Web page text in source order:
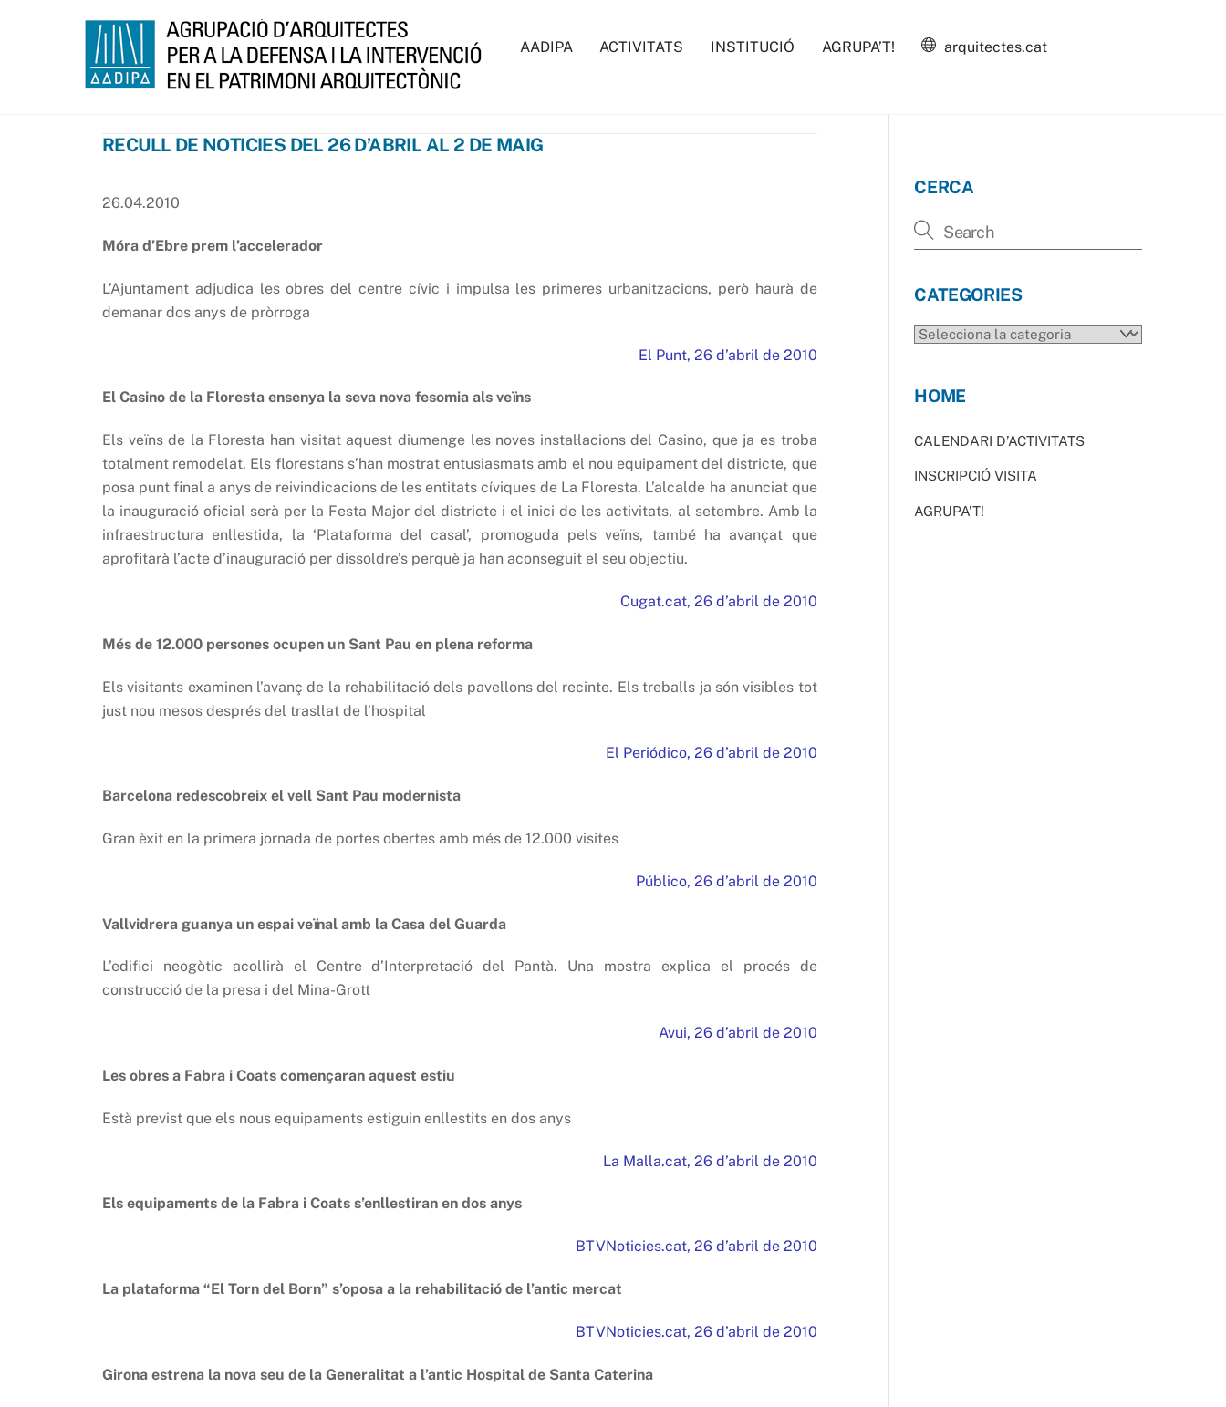
AADIPA ACTIVITATS INSTITUCIÓ AGRUPA’T! arquitectes.cat
RECULL DE NOTICIES DEL 26 D’ABRIL AL 2 DE MAIG
26.04.2010
Móra d’Ebre prem l’accelerador
L’Ajuntament adjudica les obres del centre cívic i impulsa les primeres urbanitzacions, però haurà de
demanar dos anys de pròrroga
El Punt, 26 d’abril de 2010
El Casino de la Floresta ensenya la seva nova fesomia als veïns
Els veïns de la Floresta han visitat aquest diumenge les noves instal·lacions del Casino, que ja es troba
totalment remodelat. Els florestans s’han mostrat entusiasmats amb el nou equipament del districte, que
posa punt final a anys de reivindicacions de les entitats cíviques de La Floresta. L’alcalde ha anunciat que
la inauguració oficial serà per la Festa Major del districte i el inici de les activitats, al setembre. Amb la
infraestructura enllestida, la ‘Plataforma del casal’, promoguda pels veïns, també ha avançat que
aprofitarà l’acte d’inauguració per dissoldre’s perquè ja han aconseguit el seu objectiu.
Cugat.cat, 26 d’abril de 2010
Més de 12.000 persones ocupen un Sant Pau en plena reforma
Els visitants examinen l’avanç de la rehabilitació dels pavellons del recinte. Els treballs ja són visibles tot
just nou mesos després del trasllat de l’hospital
El Periódico, 26 d’abril de 2010
Barcelona redescobreix el vell Sant Pau modernista
Gran èxit en la primera jornada de portes obertes amb més de 12.000 visites
Público, 26 d’abril de 2010
Vallvidrera guanya un espai veïnal amb la Casa del Guarda
L’edifici neogòtic acollirà el Centre d’Interpretació del Pantà. Una mostra explica el procés de
construcció de la presa i del Mina-Grott
Avui, 26 d’abril de 2010
Les obres a Fabra i Coats començaran aquest estiu
Està previst que els nous equipaments estiguin enllestits en dos anys
La Malla.cat, 26 d’abril de 2010
Els equipaments de la Fabra i Coats s’enllestiran en dos anys
BTVNoticies.cat, 26 d’abril de 2010
La plataforma “El Torn del Born” s’oposa a la rehabilitació de l’antic mercat
BTVNoticies.cat, 26 d’abril de 2010
Girona estrena la nova seu de la Generalitat a l’antic Hospital de Santa Caterina
CERCA
CATEGORIES
CATEGORIES
HOME
CALENDARI D’ACTIVITATS
INSCRIPCIÓ VISITA
AGRUPA’T!